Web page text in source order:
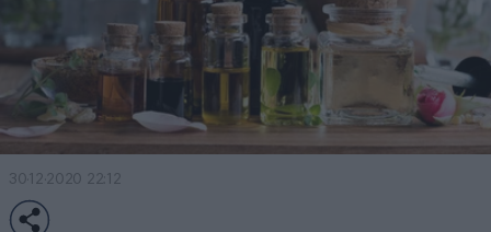
30·12·2020 22:12